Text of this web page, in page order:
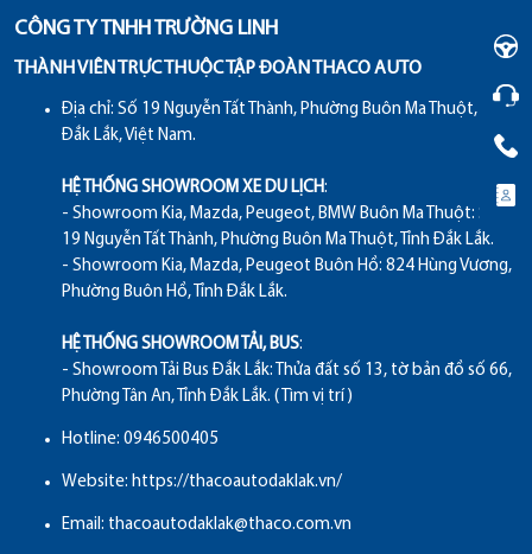
CÔNG TY TNHH TRƯỜNG LINH
THÀNH VIÊN TRỰC THUỘC TẬP ĐOÀN THACO AUTO
Địa chỉ: Số 19 Nguyễn Tất Thành, Phường Buôn Ma Thuột, Tỉnh
Đắk Lắk, Việt Nam.
HỆ THỐNG SHOWROOM XE DU LỊCH:
- Showroom Kia, Mazda, Peugeot, BMW Buôn Ma Thuột: Số
19 Nguyễn Tất Thành, Phường Buôn Ma Thuột, Tỉnh Đắk Lắk.
- Showroom Kia, Mazda, Peugeot Buôn Hồ: 824 Hùng Vương,
Phường Buôn Hồ, Tỉnh Đắk Lắk.
HỆ THỐNG SHOWROOM TẢI, BUS:
- Showroom Tải Bus Đắk Lắk: Thửa đất số 13, tờ bản đồ số 66,
Phường Tân An, Tỉnh Đắk Lắk. ( Tìm vị trí )
Hotline: 0946500405
Website: https://thacoautodaklak.vn/
Email: thacoautodaklak@thaco.com.vn